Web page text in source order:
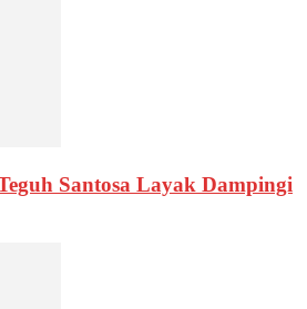
Santosa Layak Dampingi